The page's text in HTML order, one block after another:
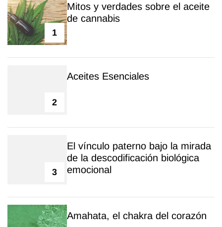
1
Mitos y verdades sobre el aceite
de cannabis
2
Aceites Esenciales
3
El vínculo paterno bajo la mirada
de la descodificación biológica
emocional
Amahata, el chakra del corazón